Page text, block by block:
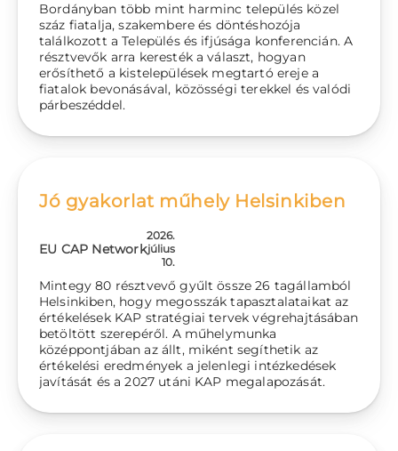
Bordányban több mint harminc település közel
száz fiatalja, szakembere és döntéshozója
találkozott a Település és ifjúsága konferencián. A
résztvevők arra keresték a választ, hogyan
erősíthető a kistelepülések megtartó ereje a
fiatalok bevonásával, közösségi terekkel és valódi
párbeszéddel.
Jó gyakorlat műhely Helsinkiben
EU CAP Network
2026.
július
10.
Mintegy 80 résztvevő gyűlt össze 26 tagállamból
Helsinkiben, hogy megosszák tapasztalataikat az
értékelések KAP stratégiai tervek végrehajtásában
betöltött szerepéről. A műhelymunka
középpontjában az állt, miként segíthetik az
értékelési eredmények a jelenlegi intézkedések
javítását és a 2027 utáni KAP megalapozását.